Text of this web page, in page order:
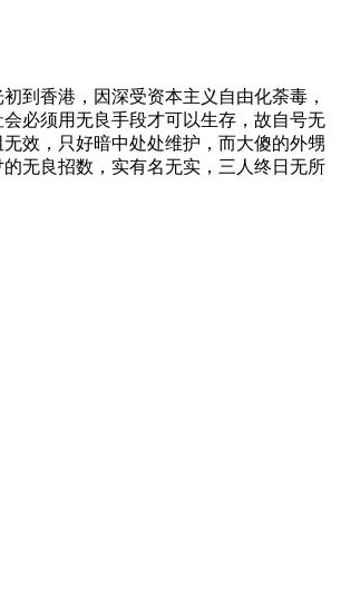
到香港，因深受资本主义自由化荼毒，
会必须用无良手段才可以生存，故自号无
效，只好暗中处处维护，而大傻的外甥
无良招数，实有名无实，三人终日无所